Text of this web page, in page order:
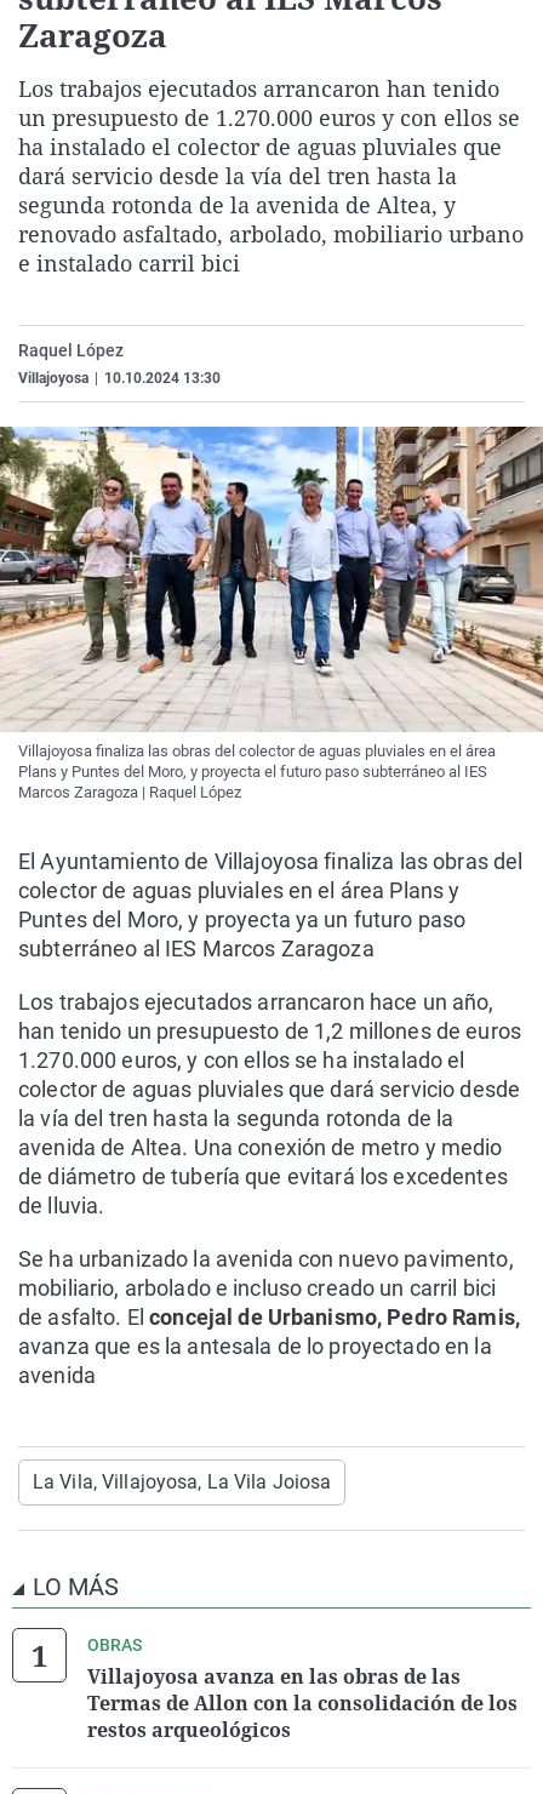
Como el perro y el
Equipo de
Operación Viuda
La Rioja
Navarra
País Vasco
Elecciones
Zaragoza
Los trabajos ejecutados arrancaron han tenido
un presupuesto de 1.270.000 euros y con ellos se
ha instalado el colector de aguas pluviales que
dará servicio desde la vía del tren hasta la
segunda rotonda de la avenida de Altea, y
renovado asfaltado, arbolado, mobiliario urbano
e instalado carril bici
Raquel López
Villajoyosa 10.10.2024 13:30
Villajoyosa finaliza las obras del colector de aguas pluviales en el área
Plans y Puntes del Moro, y proyecta el futuro paso subterráneo al IES
Marcos Zaragoza | Raquel López
El Ayuntamiento de Villajoyosa finaliza las obras del
colector de aguas pluviales en el área Plans y
Puntes del Moro, y proyecta ya un futuro paso
subterráneo al IES Marcos Zaragoza
Los trabajos ejecutados arrancaron hace un año,
han tenido un presupuesto de 1,2 millones de euros
1.270.000 euros, y con ellos se ha instalado el
colector de aguas pluviales que dará servicio desde
la vía del tren hasta la segunda rotonda de la
avenida de Altea. Una conexión de metro y medio
de diámetro de tubería que evitará los excedentes
de lluvia.
Se ha urbanizado la avenida con nuevo pavimento,
mobiliario, arbolado e incluso creado un carril bici
de asfalto. Elconcejal de Urbanismo, Pedro Ramis,
avanza que es la antesala de lo proyectado en la
avenida
La Vila, Villajoyosa, La Vila Joiosa
LO MÁS
OBRAS
Villajoyosa avanza en las obras de las
Termas de Allon con la consolidación de los
restos arqueológicos